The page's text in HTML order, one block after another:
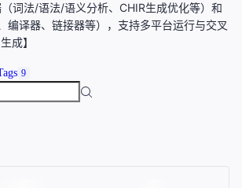
词法/语法/语义分析、CHIR生成优化等）和
编译器、链接器等），支持多平台运行与交叉
成】
9